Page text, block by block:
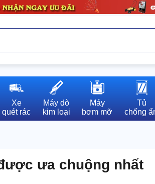
Xe
quét rác
Máy dò
kim loại
Máy
bơm mỡ
Tủ
chống
ưa chuộng nhất